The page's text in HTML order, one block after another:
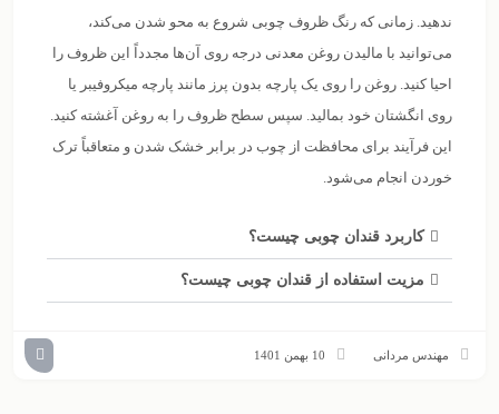
ندهید. زمانی که رنگ ظروف چوبی شروع به محو شدن می‌کند،
می‌توانید با مالیدن روغن معدنی درجه روی آن‌ها مجدداً این ظروف را
احیا کنید. روغن را روی یک پارچه بدون پرز مانند پارچه میکروفیبر یا
روی انگشتان خود بمالید. سپس سطح ظروف را به روغن آغشته کنید.
این فرآیند برای محافظت از چوب در برابر خشک شدن و متعاقباً ترک
خوردن انجام می‌شود.
کاربرد قندان چوبی چیست؟
مزیت استفاده از قندان چوبی چیست؟
مهندس مردانی 10 بهمن 1401